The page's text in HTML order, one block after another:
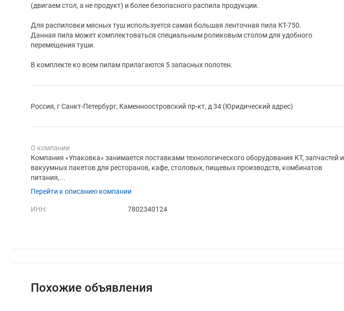
(двигаем стол, а не продукт) и более безопасного распила продукции.
Для распиловки мясных туш используется самая большая ленточная пила КТ-750.
Данная пила может комплектоваться специальным роликовым столом для удобного
перемещения туши.
В комплекте ко всем пилам прилагаются 5 запасных полотен.
Россия, г Санкт-Петербург, Каменноостровский пр-кт, д 34 (Юридический адрес)
О компании
Компания «Упаковка» занимается поставками технологического оборудования КТ, запчастей и
вакуумных пакетов для ресторанов, кафе, столовых, пищевых производств, комбинатов
питания,...
Перейти к описанию компании
ИНН: 7802340124
Похожие объявления